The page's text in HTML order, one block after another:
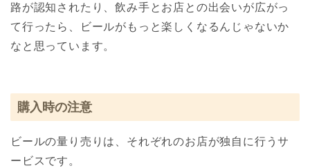
路が認知されたり、飲み手とお店との出会いが広がっ
て行ったら、ビールがもっと楽しくなるんじゃないか
なと思っています。
購入時の注意
ビールの量り売りは、それぞれのお店が独自に行うサ
ービスです。